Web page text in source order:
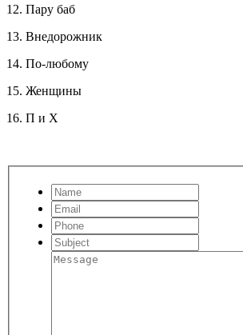
12. Пару баб
13. Внедорожник
14. По-любому
15. Женщины
16. П и Х